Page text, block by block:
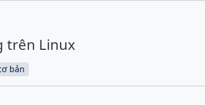
trên Linux
bản